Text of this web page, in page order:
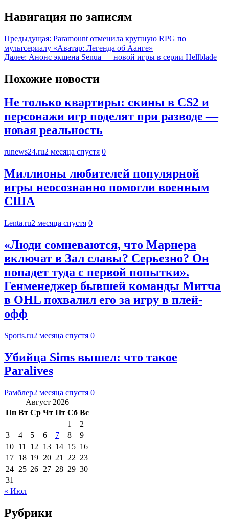
Навигация по записям
Предыдущая: Paramount отменила крупную RPG по
мультсериалу «Аватар: Легенда об Аанге»
Далее: Анонс экшена Senua — новой игры в серии Hellblade
Похожие новости
Не только квартиры: скины в CS2 и
персонажи игр поделят при разводе —
новая реальность
runews24.ru2 месяца спустя 0
Миллионы любителей популярной
игры неосознанно помогли военным
США
Lenta.ru2 месяца спустя 0
«Люди сомневаются, что Марнера
включат в Зал славы? Серьезно? Он
попадет туда с первой попытки».
Генменеджер бывшей команды Митча
в OHL похвалил его за игру в плей-
офф
Sports.ru2 месяца спустя 0
Убийца Sims вышел: что такое
Paralives
Рамблер2 месяца спустя 0
Август 2026
Пн Вт Ср Чт Пт Сб Вс
1
2
3
4 5 6 7 8
9
10 11 12 13 14 15 16
17 18 19 20 21 22 23
24 25 26 27 28 29 30
31
« Июл
Рубрики